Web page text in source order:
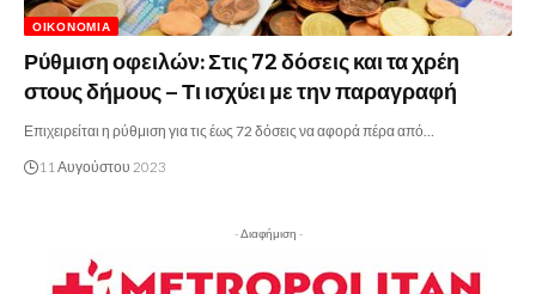
ΟΙΚΟΝΟΜΊΑ
Ρύθμιση οφειλών: Στις 72 δόσεις και τα χρέη
στους δήμους – Τι ισχύει με την παραγραφή
Επιχειρείται η ρύθμιση για τις έως 72 δόσεις να αφορά πέρα από…
11 Αυγούστου 2023
- Διαφήμιση -